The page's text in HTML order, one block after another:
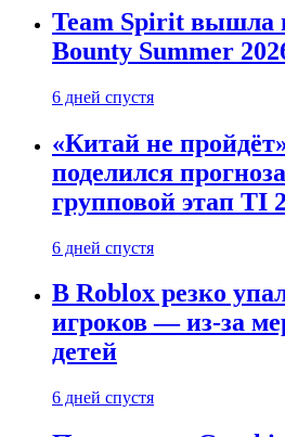
Team Spirit вышла
Bounty Summer
6 дней спустя
«Китай не
поделился
групповой этап TI
6 дней спустя
В Roblox резко
игроков — из-за
детей
6 дней спустя